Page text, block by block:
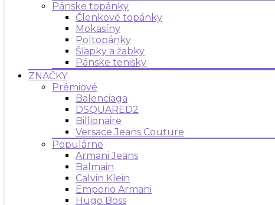
Pánske topánky
Členkové topánky
Mokasíny
Poltopánky
Šľapky a žabky
Pánske tenisky
ZNAČKY
Prémiové
Balenciaga
DSQUARED2
Billionaire
Versace Jeans Couture
Populárne
Armani Jeans
Balmain
Calvin Klein
Emporio Armani
Hugo Boss